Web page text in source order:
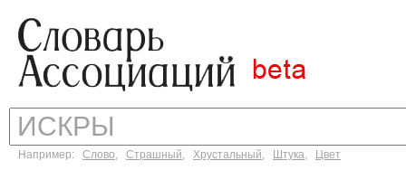
Например: Слово, Страшный, Хрустальный, Штука, Цвет